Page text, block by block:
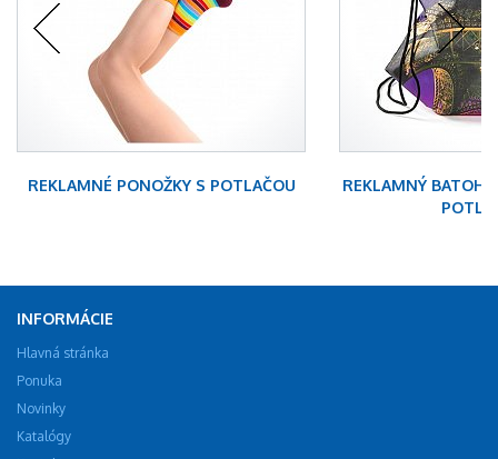
REKLAMNÉ PONOŽKY S POTLAČOU
REKLAMNÝ BATOH-
INFORMÁCIE
Hlavná stránka
Ponuka
Novinky
Katalógy